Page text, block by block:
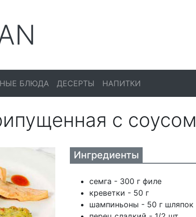
БЛЮДА ДЕСЕРТЫ НАПИТКИ
с соусом
Ингредиенты
семга - 300 г филе
креветки - 50 г
шампиньоны - 50 г шляпок